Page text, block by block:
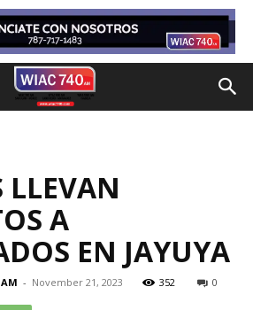
LLEVAN
A
EN JAYUYA
- November 21, 2023 352 0